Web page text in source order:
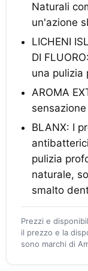
Naturali
un'azione
LICHENI
DI
una pulizia
AROMA
BLANX: I
pulizia
naturale,
smalto
Prezzi e
il prezzo e la
sono marchi di